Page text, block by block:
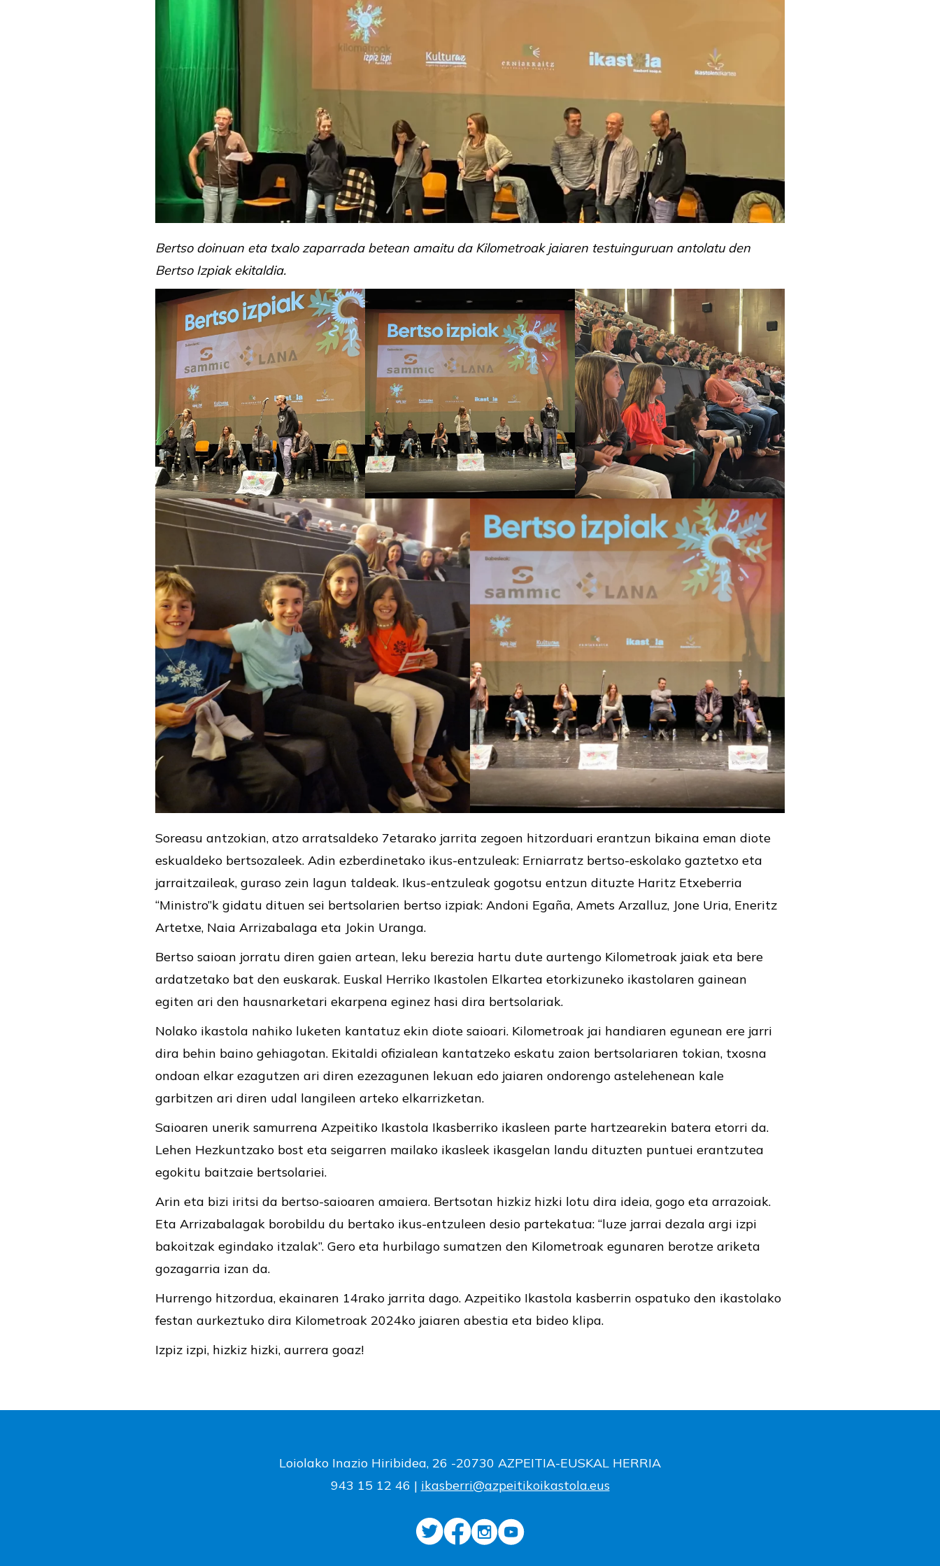
Bertso doinuan eta txalo zaparrada betean amaitu da Kilometroak jaiaren testuinguruan antolatu den
Bertso Izpiak ekitaldia.
Soreasu antzokian, atzo arratsaldeko 7etarako jarrita zegoen hitzorduari erantzun bikaina eman diote
eskualdeko bertsozaleek. Adin ezberdinetako ikus-entzuleak: Erniarratz bertso-eskolako gaztetxo eta
jarraitzaileak, guraso zein lagun taldeak. Ikus-entzuleak gogotsu entzun dituzte Haritz Etxeberria
“Ministro”k gidatu dituen sei bertsolarien bertso izpiak: Andoni Egaña, Amets Arzalluz, Jone Uria, Eneritz
Artetxe, Naia Arrizabalaga eta Jokin Uranga.
Bertso saioan jorratu diren gaien artean, leku berezia hartu dute aurtengo Kilometroak jaiak eta bere
ardatzetako bat den euskarak. Euskal Herriko Ikastolen Elkartea etorkizuneko ikastolaren gainean
egiten ari den hausnarketari ekarpena eginez hasi dira bertsolariak.
Nolako ikastola nahiko luketen kantatuz ekin diote saioari. Kilometroak jai handiaren egunean ere jarri
dira behin baino gehiagotan. Ekitaldi ofizialean kantatzeko eskatu zaion bertsolariaren tokian, txosna
ondoan elkar ezagutzen ari diren ezezagunen lekuan edo jaiaren ondorengo astelehenean kale
garbitzen ari diren udal langileen arteko elkarrizketan.
Saioaren unerik samurrena Azpeitiko Ikastola Ikasberriko ikasleen parte hartzearekin batera etorri da.
Lehen Hezkuntzako bost eta seigarren mailako ikasleek ikasgelan landu dituzten puntuei erantzutea
egokitu baitzaie bertsolariei.
Arin eta bizi iritsi da bertso-saioaren amaiera. Bertsotan hizkiz hizki lotu dira ideia, gogo eta arrazoiak.
Eta Arrizabalagak borobildu du bertako ikus-entzuleen desio partekatua: “luze jarrai dezala argi izpi
bakoitzak egindako itzalak”. Gero eta hurbilago sumatzen den Kilometroak egunaren berotze ariketa
gozagarria izan da.
Hurrengo hitzordua, ekainaren 14rako jarrita dago. Azpeitiko Ikastola kasberrin ospatuko den ikastolako
festan aurkeztuko dira Kilometroak 2024ko jaiaren abestia eta bideo klipa.
Izpiz izpi, hizkiz hizki, aurrera goaz!
Loiolako Inazio Hiribidea, 26 -20730 AZPEITIA-EUSKAL HERRIA
943 15 12 46 | ikasberri@azpeitikoikastola.eus